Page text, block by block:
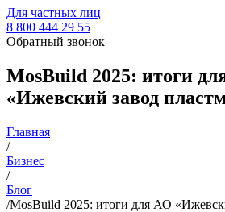
Для частных лиц
8 800 444 29 55
Обратный звонок
MosBuild 2025: итоги
«Ижевский завод
Главная
/
Бизнес
/
Блог
/MosBuild 2025: итоги для АО